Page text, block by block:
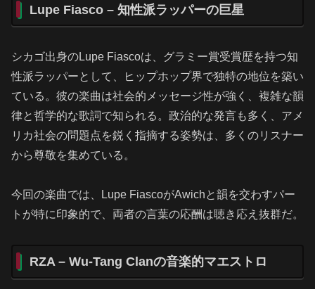
Lupe Fiasco – 知性派ラッパーの巨星
シカゴ出身のLupe Fiascoは、グラミー賞受賞歴を持つ知
性派ラッパーとして、ヒップホップ界で独特の地位を築い
ている。彼の楽曲は社会的メッセージ性が強く、複雑な韻
律と哲学的な歌詞で知られる。政治的な発言も多く、アメ
リカ社会の問題点を鋭く指摘する姿勢は、多くのリスナー
から尊敬を集めている。
今回の楽曲では、Lupe FiascoがAwichと韻を交わすパー
トが特に印象的で、両者の言葉の応酬は聴き応え抜群だ。
RZA – Wu-Tang Clanの音楽的マエストロ